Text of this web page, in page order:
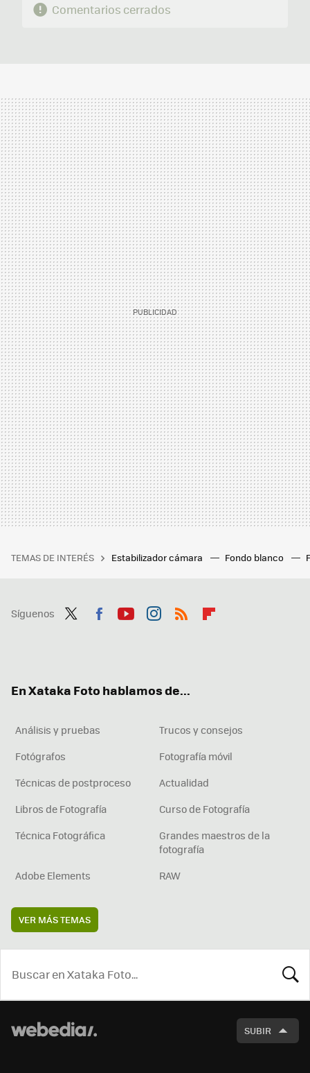
Comentarios cerrados
TEMAS DE INTERÉS Estabilizador cámara Fondo blanco
Síguenos
En Xataka Foto hablamos de...
Análisis y pruebas
Trucos y consejos
Fotógrafos
Fotografía móvil
Técnicas de postproceso
Actualidad
Libros de Fotografía
Curso de Fotografía
Técnica Fotográfica
Grandes maestros de la
fotografía
Adobe Elements
RAW
VER MÁS TEMAS
SUBIR